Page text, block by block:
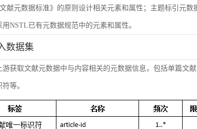
献元数据标准》的原则设计相关元素和属性；主题标引元
NSTL已有元数据规范中的元素和属性。
数据集
游获取文献元数据中与内容相关的元数据信息，包括单篇文
等。